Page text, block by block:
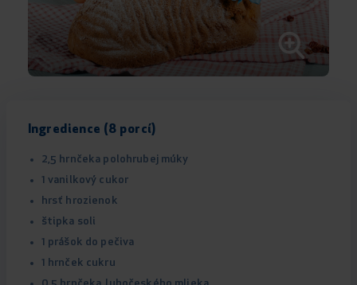
Ingredience (8 porcí)
2,5 hrnčeka polohrubej múky
1 vanilkový cukor
hrsť hrozienok
štipka soli
1 prášok do pečiva
1 hrnček cukru